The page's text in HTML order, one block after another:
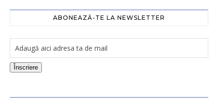
ABONEAZĂ-TE LA NEWSLETTER
Înscriere